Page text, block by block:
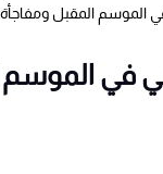
المقبل ومفاجأة
في الموسم